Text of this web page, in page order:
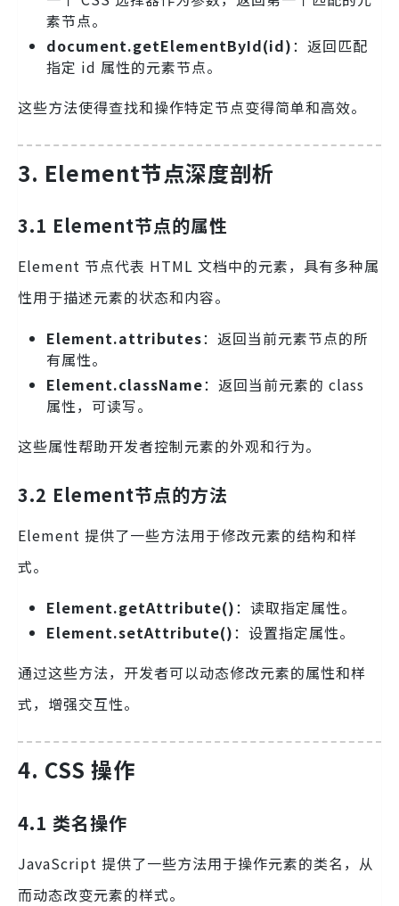
素节点。
document.getElementById(id)：返回匹配
指定 id 属性的元素节点。
这些方法使得查找和操作特定节点变得简单和高效。
3. Element节点深度剖析
3.1 Element节点的属性
Element 节点代表 HTML 文档中的元素，具有多种属
性用于描述元素的状态和内容。
Element.attributes：返回当前元素节点的所
有属性。
Element.className：返回当前元素的 class
属性，可读写。
这些属性帮助开发者控制元素的外观和行为。
3.2 Element节点的方法
Element 提供了一些方法用于修改元素的结构和样
式。
Element.getAttribute()：读取指定属性。
Element.setAttribute()：设置指定属性。
通过这些方法，开发者可以动态修改元素的属性和样
式，增强交互性。
4. CSS 操作
4.1 类名操作
JavaScript 提供了一些方法用于操作元素的类名，从
而动态改变元素的样式。